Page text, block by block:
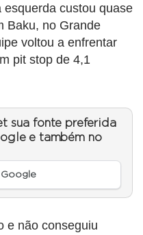
custou quase
Baku, no Grande
voltou a enfrentar
pit stop de 4,1
sua fonte preferida
e também no
e não conseguiu